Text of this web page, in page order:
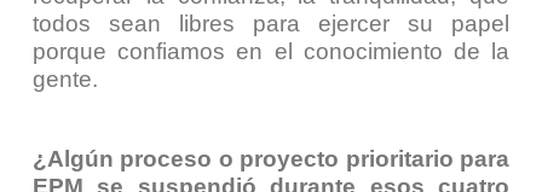
todos sean libres para ejercer su papel
porque confiamos en el conocimiento de la
gente.
¿Algún proceso o proyecto prioritario para